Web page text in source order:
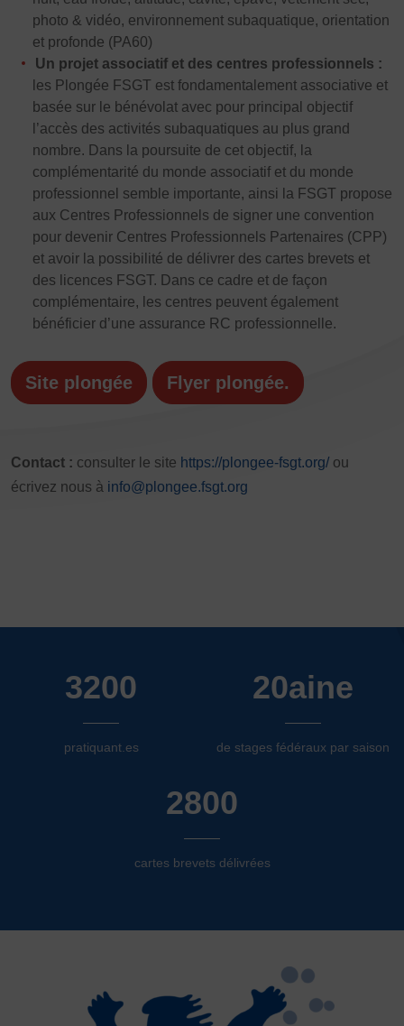
photo & vidéo, environnement subaquatique, orientation
et profonde (PA60)
Un projet associatif et des centres professionnels :
les Plongée FSGT est fondamentalement associative et
basée sur le bénévolat avec pour principal objectif
l’accès des activités subaquatiques au plus grand
nombre. Dans la poursuite de cet objectif, la
complémentarité du monde associatif et du monde
professionnel semble importante, ainsi la FSGT propose
aux Centres Professionnels de signer une convention
pour devenir Centres Professionnels Partenaires (CPP)
et avoir la possibilité de délivrer des cartes brevets et
des licences FSGT. Dans ce cadre et de façon
complémentaire, les centres peuvent également
bénéficier d’une assurance RC professionnelle.
Site plongée Flyer plongée.
Contact : consulter le site https://plongee-fsgt.org/ ou
écrivez nous à info@plongee.fsgt.org
3200
pratiquant.es
20aine
de stages fédéraux par saison
2800
cartes brevets délivrées